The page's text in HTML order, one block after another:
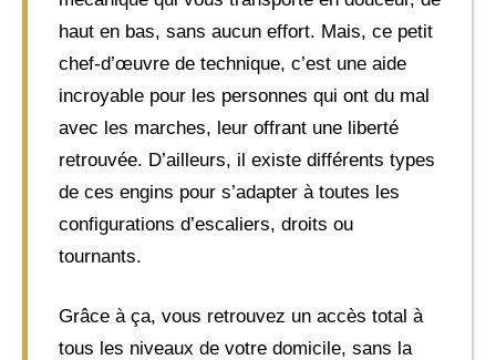
haut en bas, sans aucun effort. Mais, ce petit
chef-d’œuvre de technique, c’est une aide
incroyable pour les personnes qui ont du mal
avec les marches, leur offrant une liberté
retrouvée. D’ailleurs, il existe différents types
de ces engins pour s’adapter à toutes les
configurations d’escaliers, droits ou
tournants.
Grâce à ça, vous retrouvez un accès total à
tous les niveaux de votre domicile, sans la